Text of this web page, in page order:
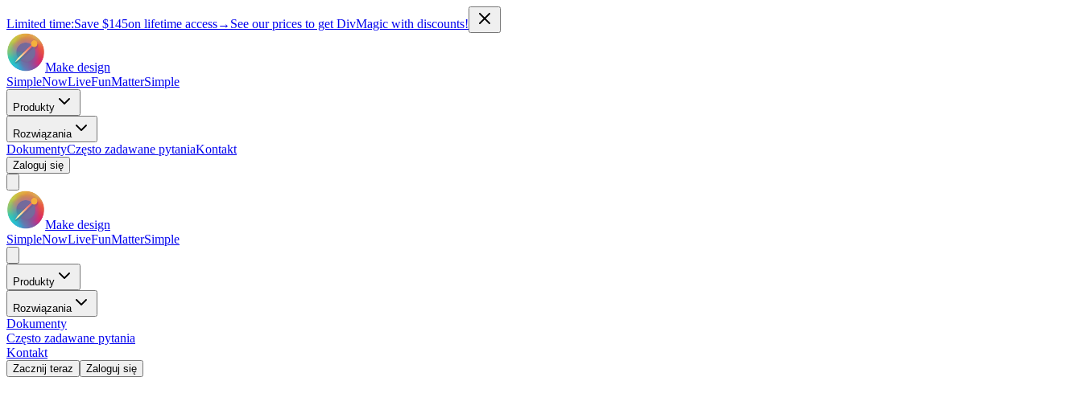
Limited time:Save $145on lifetime access→ See our prices to get DivMagic with discounts!
Make design
SimpleNowLiveFunMatterSimple
Produkty
Rozwiązania
DokumentyCzęsto zadawane pytaniaKontakt
Zaloguj się
Make design
SimpleNowLiveFunMatterSimple
Produkty
Rozwiązania
Dokumenty
Często zadawane pytania
Kontakt
Zacznij teraz Zaloguj się